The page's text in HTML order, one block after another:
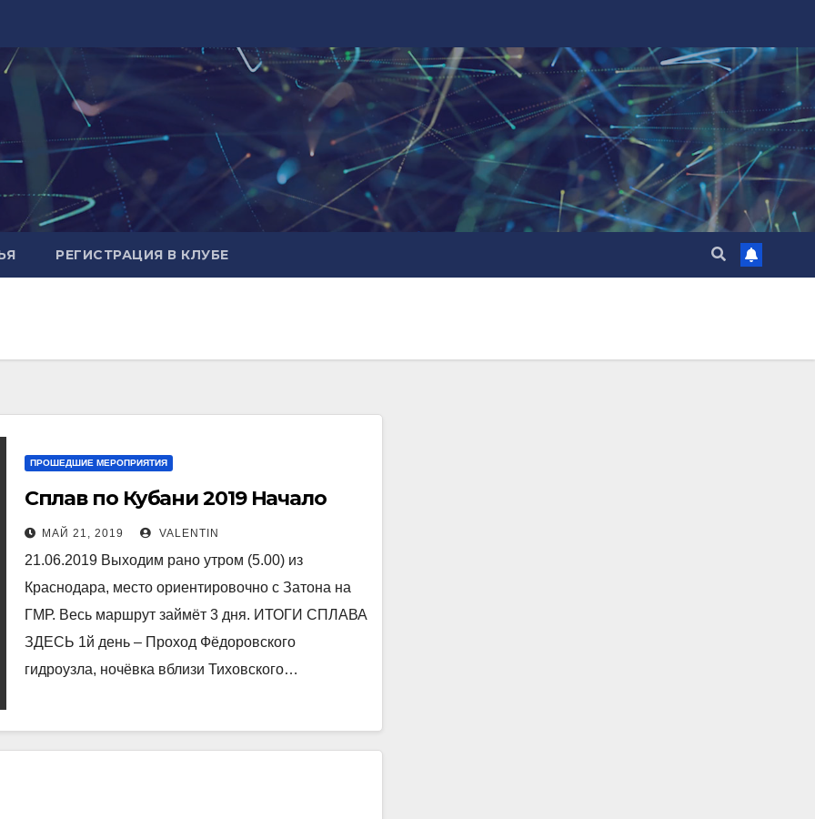
РЕГИСТРАЦИЯ В КЛУБЕ
ПРОШЕДШИЕ МЕРОПРИЯТИЯ
Сплав по Кубани 2019 Начало
МАЙ 21, 2019 VALENTIN
21.06.2019 Выходим рано утром (5.00) из
Краснодара, место ориентировочно с Затона на
ГМР. Весь маршрут займёт 3 дня. ИТОГИ СПЛАВА
ЗДЕСЬ 1й день – Проход Фёдоровского
гидроузла, ночёвка вблизи Тиховского…